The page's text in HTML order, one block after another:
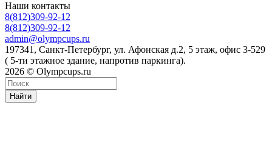
Наши контакты
8(812)309-92-12
8(812)309-92-12
admin@olympcups.ru
197341, Санкт-Петербург, ул. Афонская д.2, 5 этаж, офис 3-529
( 5-ти этажное здание, напротив паркинга).
2026 © Olympcups.ru
Найти